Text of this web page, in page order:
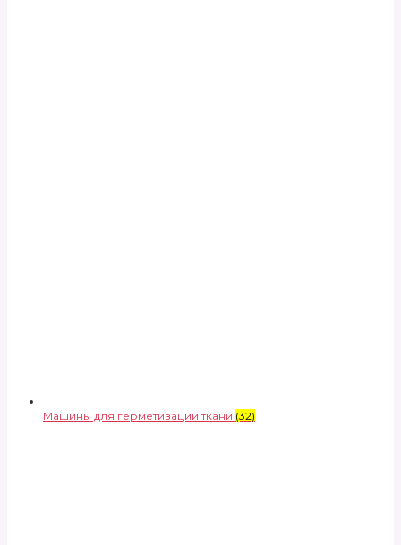
Машины для герметизации ткани (32)